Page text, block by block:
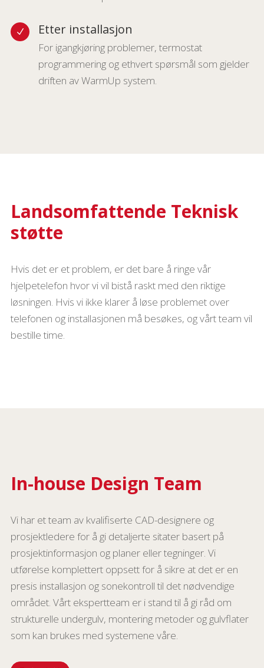
N Etter installasjon
For igangkjøring problemer, termostat
programmering og ethvert spørsmål som gjelder
driften av WarmUp system.
Landsomfattende Teknisk
støtte
Hvis det er et problem, er det bare å ringe vår
hjelpetelefon hvor vi vil bistå raskt med den riktige
løsningen. Hvis vi ikke klarer å løse problemet over
telefonen og installasjonen må besøkes, og vårt team vil
bestille time.
In-house Design Team
Vi har et team av kvalifiserte CAD-designere og
prosjektledere for å gi detaljerte sitater basert på
prosjektinformasjon og planer eller tegninger. Vi
utførelse komplettert oppsett for å sikre at det er en
presis installasjon og sonekontroll til det nødvendige
området. Vårt ekspertteam er i stand til å gi råd om
strukturelle undergulv, montering metoder og gulvflater
som kan brukes med systemene våre.